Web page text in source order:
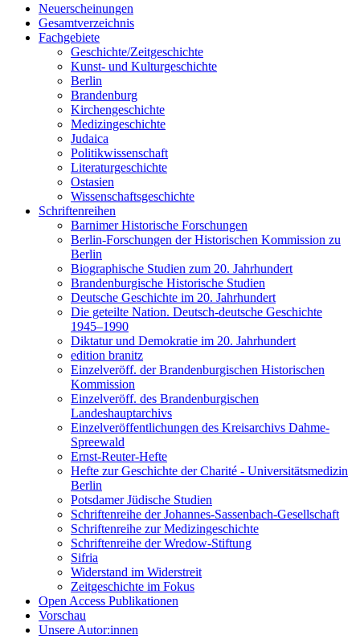
Neuerscheinungen
Gesamtverzeichnis
Fachgebiete
Geschichte/Zeitgeschichte
Kunst- und Kulturgeschichte
Berlin
Brandenburg
Kirchengeschichte
Medizingeschichte
Judaica
Politikwissenschaft
Literaturgeschichte
Ostasien
Wissenschaftsgeschichte
Schriftenreihen
Barnimer Historische Forschungen
Berlin-Forschungen der Historischen Kommission zu
Berlin
Biographische Studien zum 20. Jahrhundert
Brandenburgische Historische Studien
Deutsche Geschichte im 20. Jahrhundert
Die geteilte Nation. Deutsch-deutsche Geschichte
1945–1990
Diktatur und Demokratie im 20. Jahrhundert
edition branitz
Einzelveröff. der Brandenburgischen Historischen
Kommission
Einzelveröff. des Brandenburgischen
Landeshauptarchivs
Einzelveröffentlichungen des Kreisarchivs Dahme-
Spreewald
Ernst-Reuter-Hefte
Hefte zur Geschichte der Charité - Universitätsmedizin
Berlin
Potsdamer Jüdische Studien
Schriftenreihe der Johannes-Sassenbach-Gesellschaft
Schriftenreihe zur Medizingeschichte
Schriftenreihe der Wredow-Stiftung
Sifria
Widerstand im Widerstreit
Zeitgeschichte im Fokus
Open Access Publikationen
Vorschau
Unsere Autor:innen